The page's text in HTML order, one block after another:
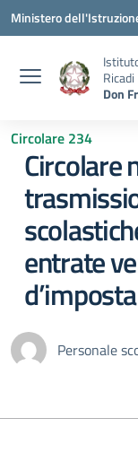
Vai ai contenuti
Vai al menu di
Vai al footer
Ministero
Ricadi
Don
Circolare 234
Circolare
entrate
Personale